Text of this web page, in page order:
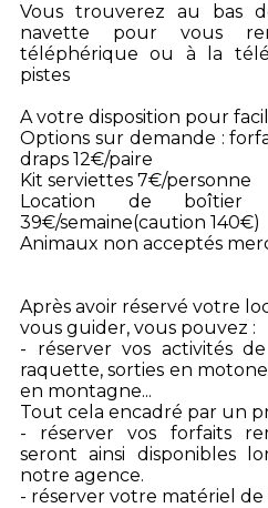
Vous trouverez au bas
navette pour vous
téléphérique ou à la
pistes
A votre disposition pour
Options sur demande :
draps 12€/paire
Kit serviettes 7€/personne
Location de
39€/semaine(caution 140€)
Animaux non acceptés
Après avoir réservé votre
vous guider, vous pouvez :
- réserver vos activités
raquette, sorties en
en montagne...
Tout cela encadré par un
- réserver vos forfaits
seront ainsi disponibles
notre agence.
- réserver votre matériel